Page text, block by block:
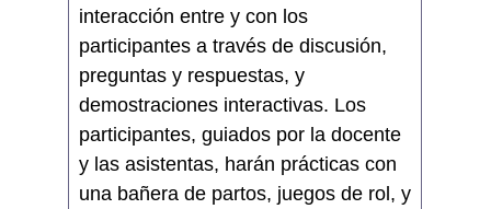
interacción entre y con los
participantes a través de discusión,
preguntas y respuestas, y
demostraciones interactivas. Los
participantes, guiados por la docente
y las asistentas, harán prácticas con
una bañera de partos, juegos de rol, y